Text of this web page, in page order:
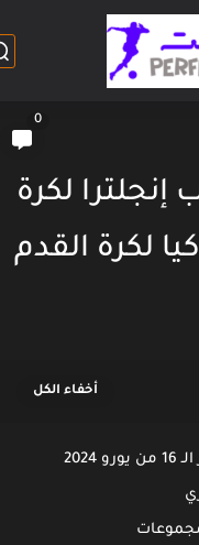
لكرة
لكرة القدم